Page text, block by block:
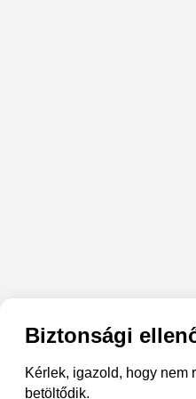
Biztonsági
Kérlek, igazold, hogy nem
betöltődik.